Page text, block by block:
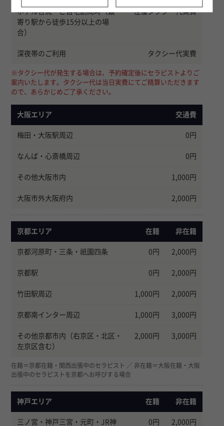
ホテル合流・ご自宅訪問時（最
寄り駅から徒歩15分以上の場
合）
往復タクシー代実費
深夜帯のご利用 タクシー代実費
※タクシー代が発生する場合は、予約確定後にセラピストよりご
案内いたします。タクシー代は当日実費にてご精算いただきます
ので、あらかじめご了承ください。
大阪エリア 交通費
梅田・大阪駅周辺 0円
なんば・心斎橋周辺 0円
その他大阪市内 1,000円
大阪市外大阪府内 2,000円
京都エリア 在籍 非在籍
京都河原町・三条・祇園四条 0円 2,000円
京都駅 0円 2,000円
竹田駅周辺 1,000円 2,000円
京都南インター周辺 1,000円 3,000円
その他京都市内（右京区・北区・
左京区含む）
2,000円 3,000円
在籍＝京都在籍・関西出張中のセラピスト ／ 非在籍＝大阪在籍・大阪
出張中のセラピストを京都へお呼びする場合
神戸エリア 在籍 非在籍
三ノ宮・神戸三宮・元町・JR神
0円 2,000円